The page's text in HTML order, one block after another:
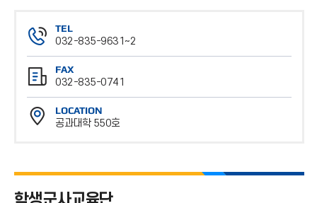
TEL
032-835-9631~2
전
화
번
호
FAX
032-835-0741
팩
스
번
LOCATION
공과대학 550호